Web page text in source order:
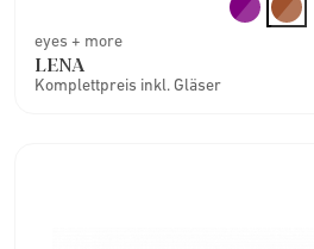
eyes + more
LENA
Komplettpreis inkl. Gläser